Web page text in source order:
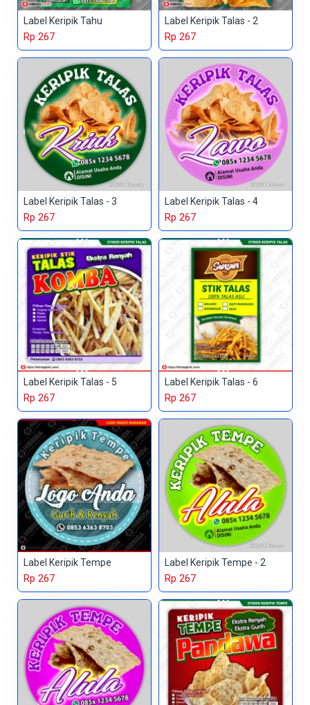
Label Keripik Tahu
Rp 267
Label Keripik Talas - 2
Rp 267
Label Keripik Talas - 3
Rp 267
Label Keripik Talas - 4
Rp 267
Label Keripik Talas - 5
Rp 267
Label Keripik Talas - 6
Rp 267
Label Keripik Tempe
Rp 267
Label Keripik Tempe - 2
Rp 267